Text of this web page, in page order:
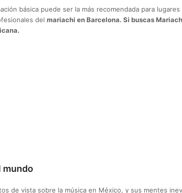
básica puede ser la más recomendada para
del mariachi en Barcelona. Si buscas
mundo
de vista sobre la música en México, y sus mentes